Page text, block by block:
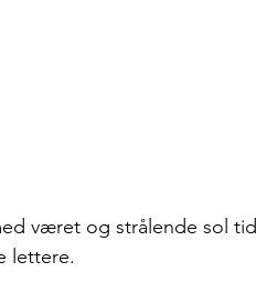
været og strålende sol
lettere.